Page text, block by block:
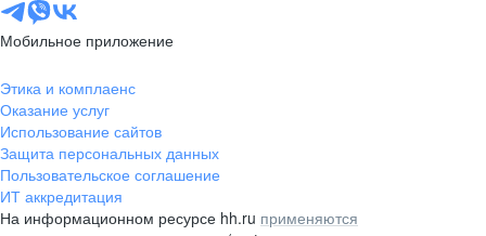
Мобильное приложение
Этика и комплаенс
Оказание услуг
Использование сайтов
Защита персональных данных
Пользовательское соглашение
ИТ аккредитация
На информационном ресурсе hh.ru применяются